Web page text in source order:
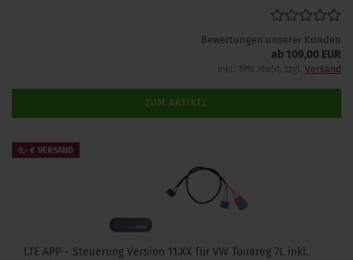
Bewertungen unserer Kunden
ab 109,00 EUR
inkl. 19% MwSt. zzgl. Versand
ZUM ARTIKEL
0,- € VERSAND
LTE APP - Steuerung Version 11.XX für VW Touareg 7L inkl.